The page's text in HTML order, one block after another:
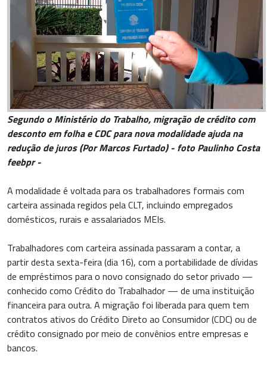
Segundo o Ministério do Trabalho, migração de crédito com
desconto em folha e CDC para nova modalidade ajuda na
redução de juros (Por Marcos Furtado) - foto Paulinho Costa
feebpr -
A modalidade é voltada para os trabalhadores formais com
carteira assinada regidos pela CLT, incluindo empregados
domésticos, rurais e assalariados MEIs.
Trabalhadores com carteira assinada passaram a contar, a
partir desta sexta-feira (dia 16), com a portabilidade de dívidas
de empréstimos para o novo consignado do setor privado —
conhecido como Crédito do Trabalhador — de uma instituição
financeira para outra. A migração foi liberada para quem tem
contratos ativos do Crédito Direto ao Consumidor (CDC) ou de
crédito consignado por meio de convênios entre empresas e
bancos.